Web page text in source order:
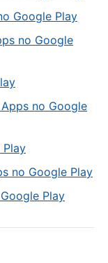
Google Play
no Google
no Google
Play
no Google Play
Play